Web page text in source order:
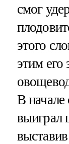
смог
этого
этим его
В начале
выиграл